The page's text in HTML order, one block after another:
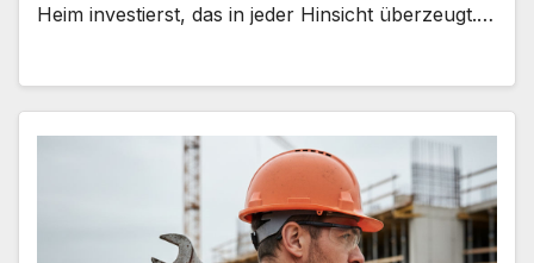
Heim investierst, das in jeder Hinsicht überzeugt.…